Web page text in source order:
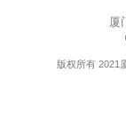
厦
版权所有 2021